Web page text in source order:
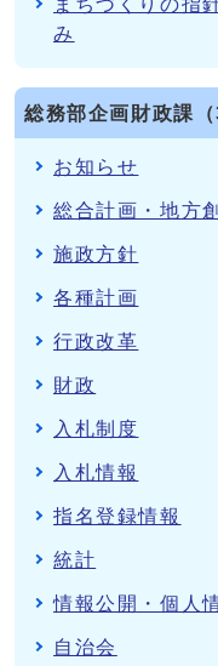
み
総務部企画財政課（
お知らせ
総合計画・地方
施政方針
各種計画
行政改革
財政
入札制度
入札情報
指名登録情報
統計
情報公開・個人
自治会